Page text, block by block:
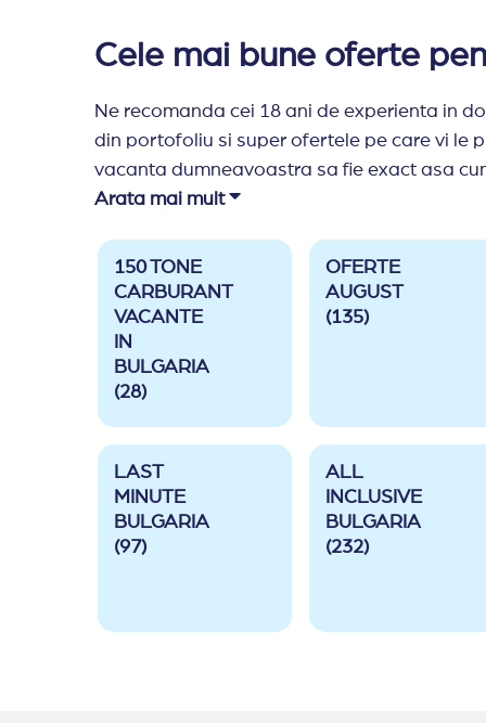
Cele mai bune oferte
Ne recomanda cei 18 ani de experienta in
din portofoliu si super ofertele pe care vi le
vacanta dumneavoastra sa fie exact asa
legatura cu dumneavoastra si va ofera
Arata mai mult
150 TONE
CARBURANT
VACANTE
IN
BULGARIA
(28)
LAST
MINUTE
BULGARIA
(97)
OFERTE
AUGUST
(135)
ALL
INCLUSIVE
BULGARIA
(232)